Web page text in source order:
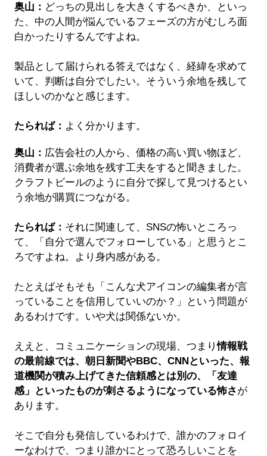
奥山： どっちの見出しを大きくするべきか、といっ
た、中の人間が悩んでいるフェーズの方がむしろ面
白かったりするんですよね。
製品として届けられる答えではなく、経緯を求めて
いて、判断は自分でしたい。そういう余地を残して
ほしいのかなと感じます。
たられば： よく分かります。
奥山： 広告会社の人から、価格の高い買い物ほど、
消費者が選ぶ余地を残す工夫をすると聞きました。
クラフトビールのように自分で探して見つけるとい
う余地が購買につながる。
たられば： それに関連して、SNSの怖いところっ
て、「自分で選んでフォローしている」と思うとこ
ろですよね。より身内感がある。
たとえばそもそも「こんな犬アイコンの編集者が言
っていることを信用していいのか？」という問題が
あるわけです。いや犬は関係ないか。
ええと、コミュニケーションの現場、つまり情報戦
の最前線では、朝日新聞やBBC、CNNといった、報
道機関が積み上げてきた信頼感とは別の、「友達
感」といったものが刺さるようになっている怖さが
あります。
そこで自分も発信しているわけで、誰かのフォロイ
ーなわけで、つまり誰かにとって恐ろしいことを